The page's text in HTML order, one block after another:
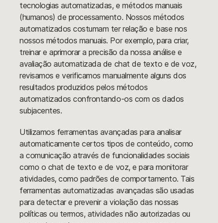
tecnologias automatizadas, e métodos manuais
(humanos) de processamento. Nossos métodos
automatizados costumam ter relação e base nos
nossos métodos manuais. Por exemplo, para criar,
treinar e aprimorar a precisão da nossa análise e
avaliação automatizada de chat de texto e de voz,
revisamos e verificamos manualmente alguns dos
resultados produzidos pelos métodos
automatizados confrontando-os com os dados
subjacentes.
Utilizamos ferramentas avançadas para analisar
automaticamente certos tipos de conteúdo, como
a comunicação através de funcionalidades sociais
como o chat de texto e de voz, e para monitorar
atividades, como padrões de comportamento. Tais
ferramentas automatizadas avançadas são usadas
para detectar e prevenir a violação das nossas
políticas ou termos, atividades não autorizadas ou